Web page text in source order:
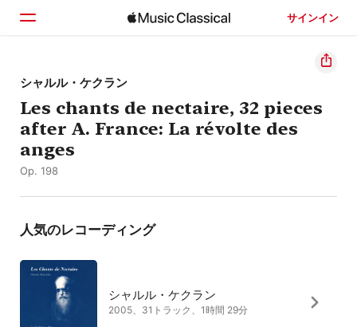
サインイン
ホーム
見つける
検索
シャルル・ケクラン
Les chants de nectaire, 32 pieces
after A. France: La révolte des
anges
Op. 198
人気のレコーディング
シャルル・ケクラン
2005、31トラック、1時間 29分